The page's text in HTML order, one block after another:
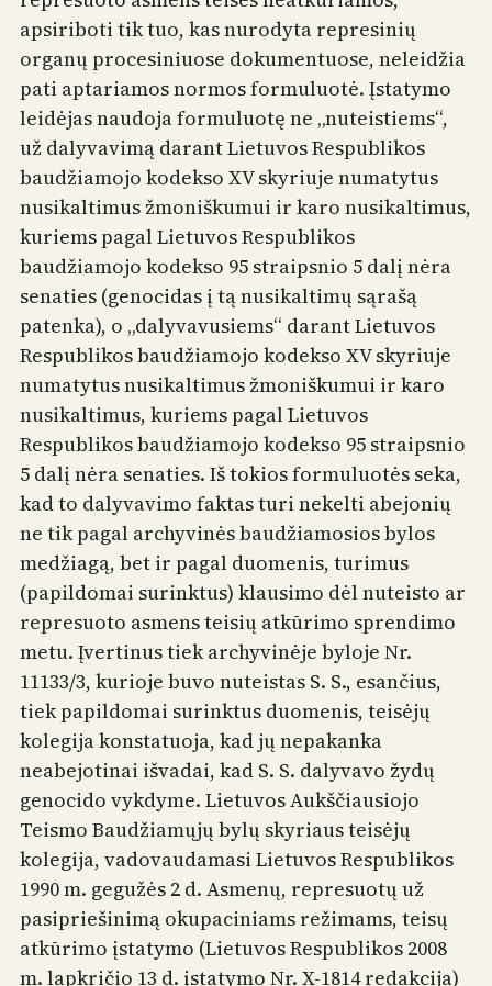
apsiriboti tik tuo, kas nurodyta represinių
organų procesiniuose dokumentuose, neleidžia
pati aptariamos normos formuluotė. Įstatymo
leidėjas naudoja formuluotę ne „nuteistiems“,
už dalyvavimą darant Lietuvos Respublikos
baudžiamojo kodekso XV skyriuje numatytus
nusikaltimus žmoniškumui ir karo nusikaltimus,
kuriems pagal Lietuvos Respublikos
baudžiamojo kodekso 95 straipsnio 5 dalį nėra
senaties (genocidas į tą nusikaltimų sąrašą
patenka), o „dalyvavusiems“ darant Lietuvos
Respublikos baudžiamojo kodekso XV skyriuje
numatytus nusikaltimus žmoniškumui ir karo
nusikaltimus, kuriems pagal Lietuvos
Respublikos baudžiamojo kodekso 95 straipsnio
5 dalį nėra senaties. Iš tokios formuluotės seka,
kad to dalyvavimo faktas turi nekelti abejonių
ne tik pagal archyvinės baudžiamosios bylos
medžiagą, bet ir pagal duomenis, turimus
(papildomai surinktus) klausimo dėl nuteisto ar
represuoto asmens teisių atkūrimo sprendimo
metu. Įvertinus tiek archyvinėje byloje Nr.
11133/3, kurioje buvo nuteistas S. S., esančius,
tiek papildomai surinktus duomenis, teisėjų
kolegija konstatuoja, kad jų nepakanka
neabejotinai išvadai, kad S. S. dalyvavo žydų
genocido vykdyme. Lietuvos Aukščiausiojo
Teismo Baudžiamųjų bylų skyriaus teisėjų
kolegija, vadovaudamasi Lietuvos Respublikos
1990 m. gegužės 2 d. Asmenų, represuotų už
pasipriešinimą okupaciniams režimams, teisų
atkūrimo įstatymo (Lietuvos Respublikos 2008
m. lapkričio 13 d. įstatymo Nr. X-1814 redakcija)